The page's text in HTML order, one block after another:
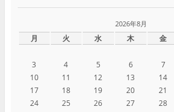
2026年8月
月 火 水 木 金
3
4 5 6 7
10
11 12 13 14
17
18 19 20 21
24
25 26 27 28